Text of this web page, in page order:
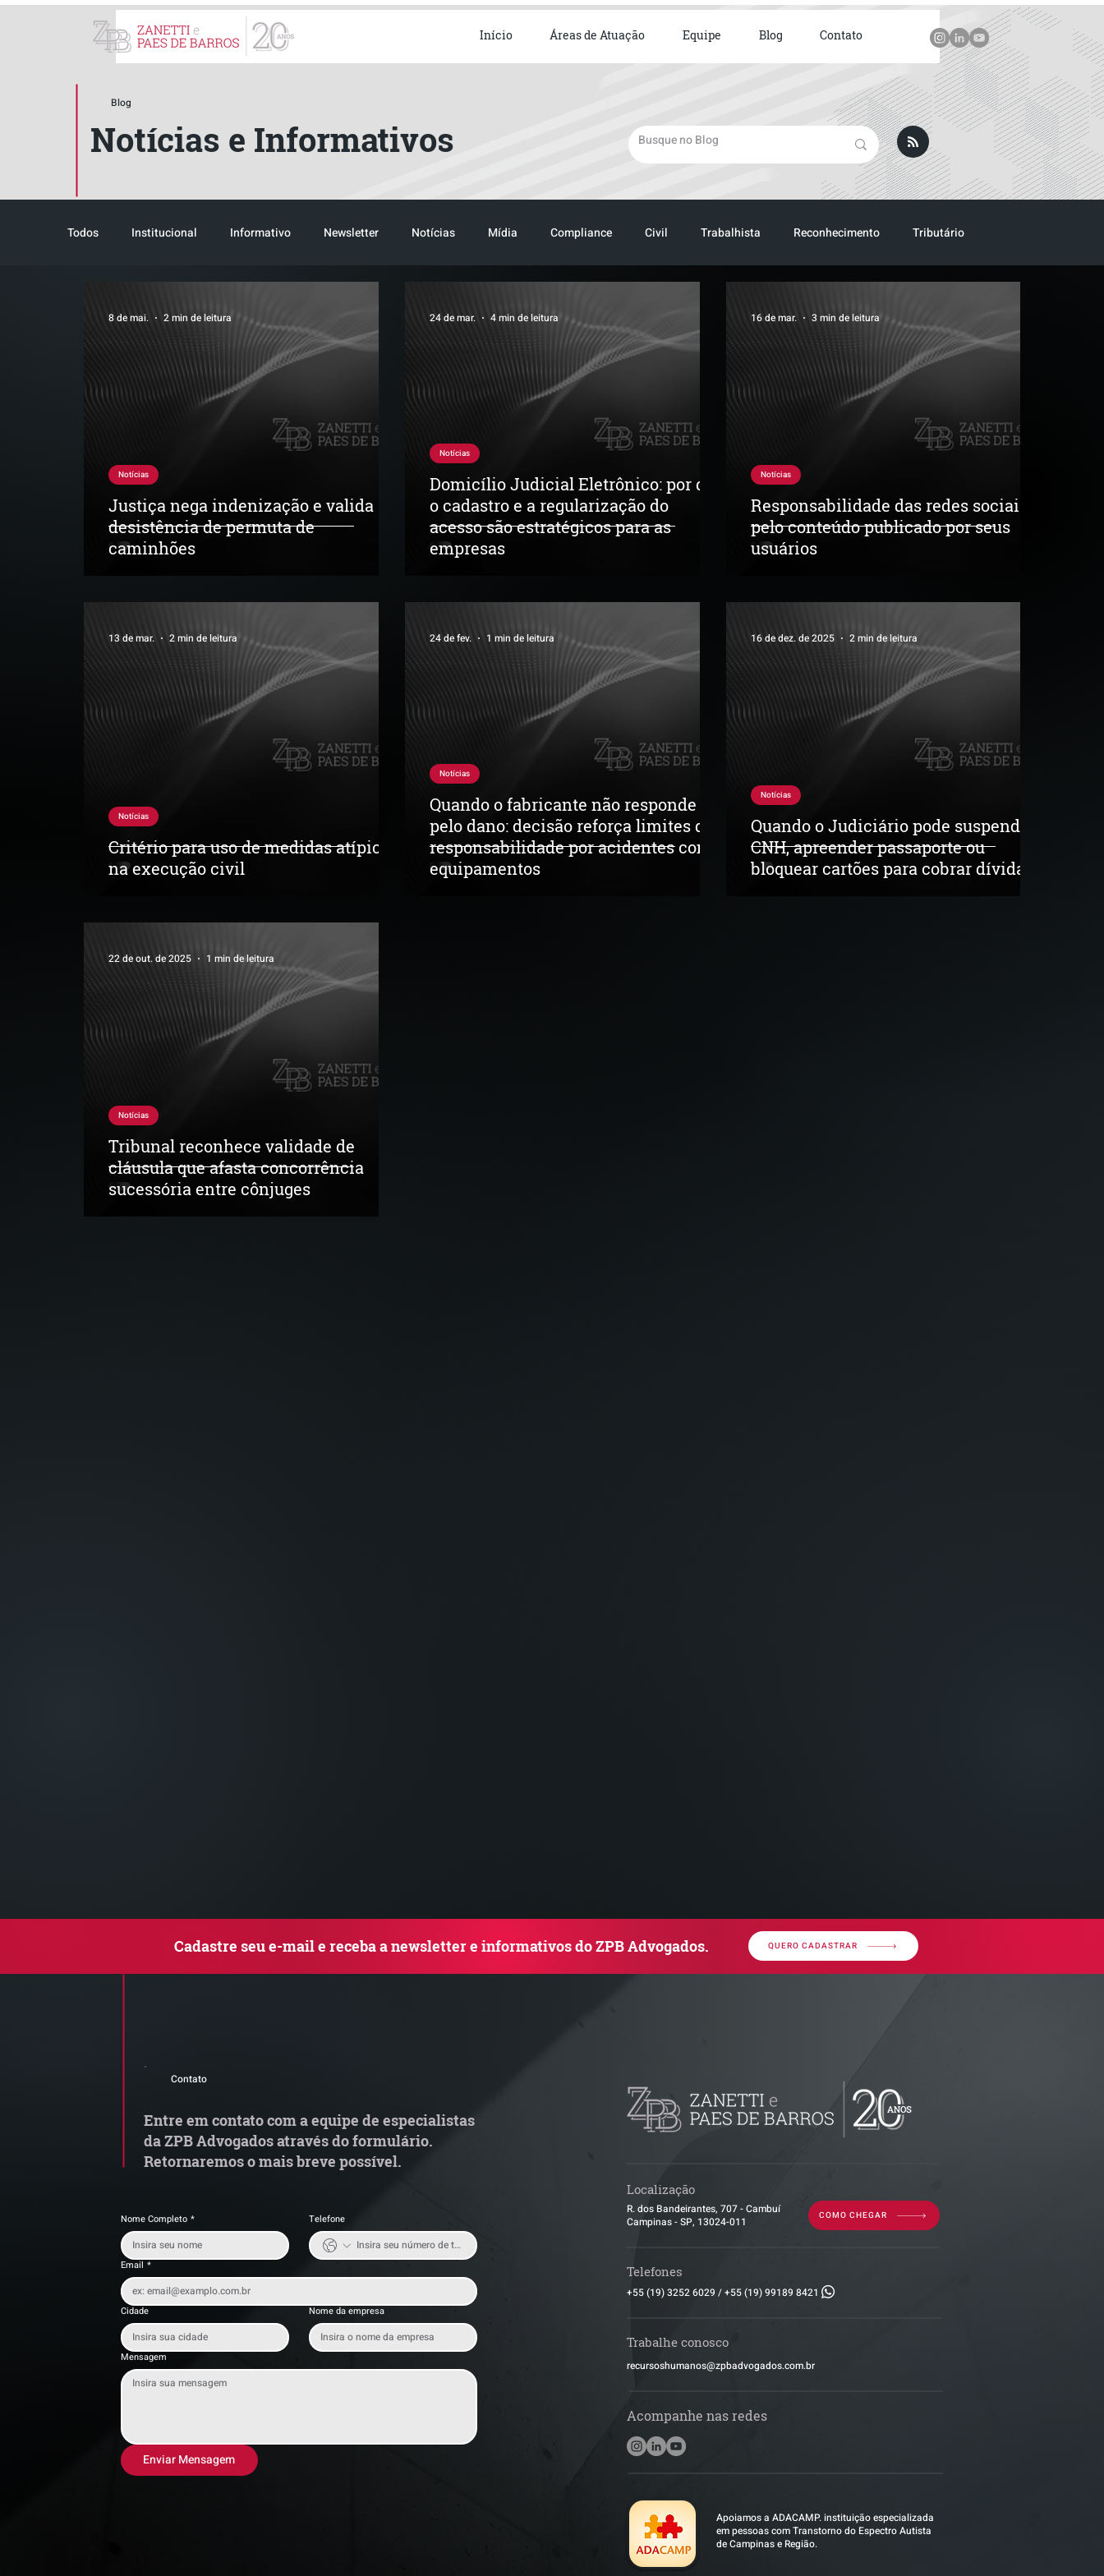
Início Áreas de Atuação Equipe Blog Contato
Blog
Notícias e Informativos
Todos Institucional Informativo Newsletter Notícias Mídia Compliance Civil Trabalhista Reconhecimento Tributário
Justiça nega indenização e valida
desistência de permuta de
caminhões
Notícias
8 de mai. 2 min de leitura
Domicílio Judicial Eletrônico: por que
o cadastro e a regularização do
acesso são estratégicos para as
empresas
Notícias
24 de mar. 4 min de leitura
Responsabilidade das redes sociais
pelo conteúdo publicado por seus
usuários
Notícias
16 de mar. 3 min de leitura
Critério para uso de medidas atípicas
na execução civil
Notícias
13 de mar. 2 min de leitura
Quando o fabricante não responde
pelo dano: decisão reforça limites da
responsabilidade por acidentes com
equipamentos
Notícias
24 de fev. 1 min de leitura
Quando o Judiciário pode suspender
CNH, apreender passaporte ou
bloquear cartões para cobrar dívidas?
Notícias
16 de dez. de 2025 2 min de leitura
Tribunal reconhece validade de
cláusula que afasta concorrência
sucessória entre cônjuges
Notícias
22 de out. de 2025 1 min de leitura
Cadastre seu e-mail e receba a newsletter e informativos do ZPB Advogados. QUERO CADASTRAR
Contato
Entre em contato com a equipe de especialistas
da ZPB Advogados através do formulário.
Retornaremos o mais breve possível.
Nome Completo * Telefone
Email *
Cidade Nome da empresa
Mensagem
Enviar Mensagem
Localização
R. dos Bandeirantes, 707 - Cambuí
Campinas - SP, 13024-011
COMO CHEGAR
Telefones
+55 (19) 3252 6029 /+55 (19) 99189 8421
Trabalhe conosco
​recursoshumanos@zpbadvogados.com.br
Acompanhe nas redes
Apoiamos a ADACAMP. instituição especializada
em pessoas com Transtorno do Espectro Autista
de Campinas e Região.